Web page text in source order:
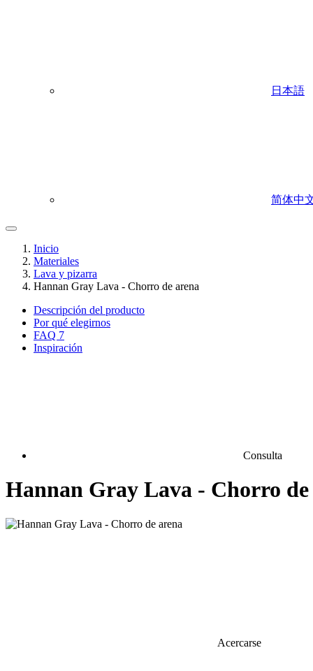
日本語
简体中
Inicio
Materiales
Lava y pizarra
Hannan Gray Lava - Chorro de arena
Descripción del producto
Por qué elegirnos
FAQ 7
Inspiración
Consulta
Hannan Gray Lava - Chorro de
Acercarse